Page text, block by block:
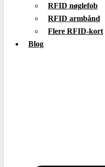
RFID nøglefob
RFID armbånd
Flere RFID-kort
Blog